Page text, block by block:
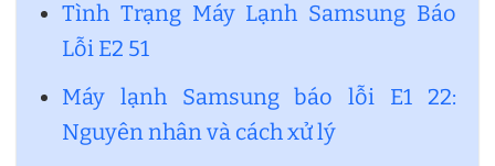
Tình Trạng Máy Lạnh Samsung Báo
Lỗi E2 51
Máy lạnh Samsung báo lỗi E1 22:
Nguyên nhân và cách xử lý